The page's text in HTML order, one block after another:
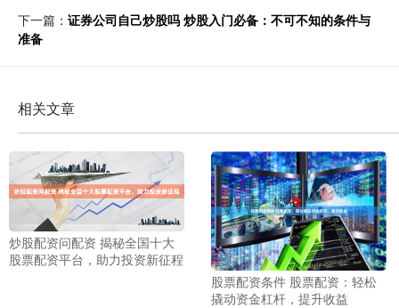
下一篇： 证券公司自己炒股吗 炒股入门必备：不可不知的条件与
准备
相关文章
炒股配资问配资 揭秘全国十大
股票配资平台，助力投资新征程
股票配资条件 股票配资：轻松
撬动资金杠杆，提升收益